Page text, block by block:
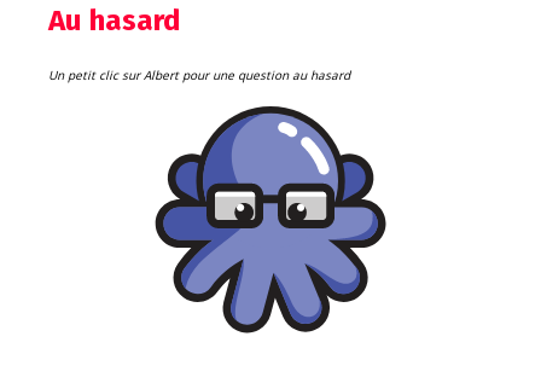
Au hasard
Un petit clic sur Albert pour une question au hasard